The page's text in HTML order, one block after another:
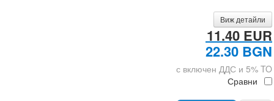
Виж детайли
11.40 EUR
22.30 BGN
с включен ДДС и 5% TO
Сравни